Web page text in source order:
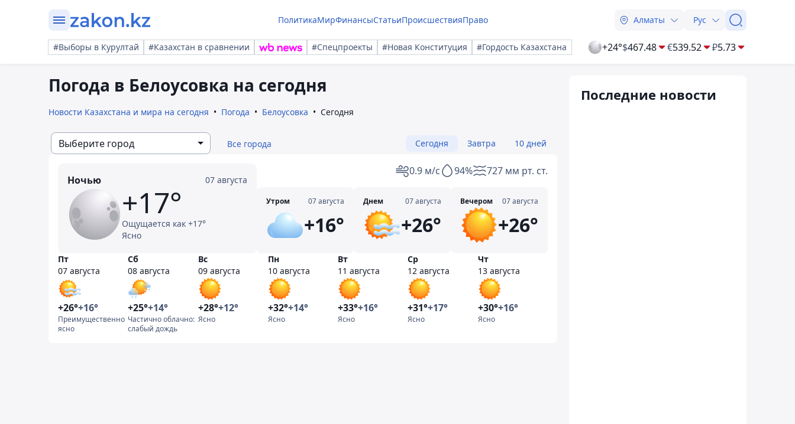
ПолитикаМирФинансыСтатьиПроисшествияПраво Алматы Рус
#Выборы в Курултай #Казахстан в сравнении #Спецпроекты #Новая Конституция #Гордость Казахстана +24°$467.48 €539.52 ₽5.73
Погода в Белоусовка на сегодня
Новости Казахстана и мира на сегодня Погода Белоусовка Сегодня
Выберите город Все города Сегодня Завтра 10 дней
Ночью 07 августа
+17°
Ощущается как +17°
Ясно
0.9 м/с 94% 727 мм рт. ст.
Утром 07 августа
+16°
Днем 07 августа
+26°
Вечером 07 августа
+26°
Пт
07 августа
+26°+16°
Преимущественно
ясно
Сб
08 августа
+25°+14°
Частично облачно:
слабый дождь
Вс
09 августа
+28°+12°
Ясно
Пн
10 августа
+32°+14°
Ясно
Вт
11 августа
+33°+16°
Ясно
Ср
12 августа
+31°+17°
Ясно
Чт
13 августа
+30°+16°
Ясно
Последние новости